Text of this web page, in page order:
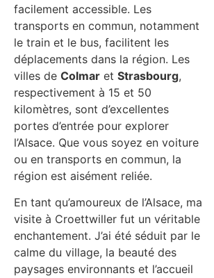
facilement accessible. Les
transports en commun, notamment
le train et le bus, facilitent les
déplacements dans la région. Les
villes de Colmar et Strasbourg,
respectivement à 15 et 50
kilomètres, sont d’excellentes
portes d’entrée pour explorer
l’Alsace. Que vous soyez en voiture
ou en transports en commun, la
région est aisément reliée.
En tant qu’amoureux de l’Alsace, ma
visite à Croettwiller fut un véritable
enchantement. J’ai été séduit par le
calme du village, la beauté des
paysages environnants et l’accueil